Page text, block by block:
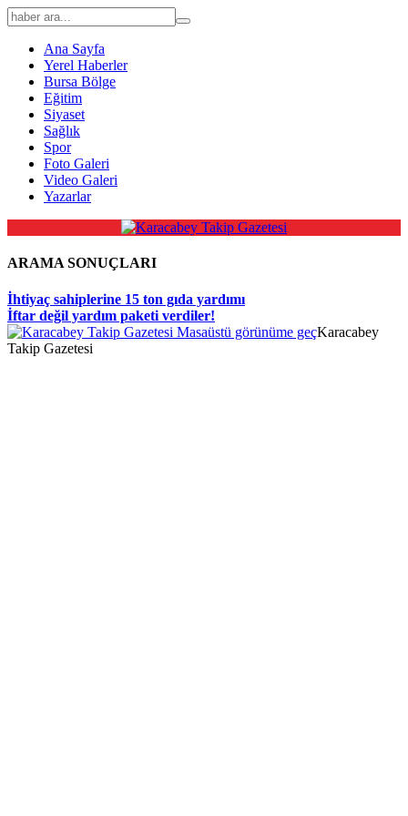
Ana Sayfa
Yerel Haberler
Bursa Bölge
Eğitim
Siyaset
Sağlık
Spor
Foto Galeri
Video Galeri
Yazarlar
ARAMA SONUÇLARI
İhtiyaç sahiplerine 15 ton gıda yardımı
İftar değil yardım paketi verdiler!
Masaüstü görünüme geçKaracabey
Takip Gazetesi